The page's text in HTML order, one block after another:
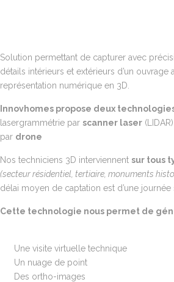
Solution permettant de capturer avec
détails intérieurs et extérieurs d’un ouvrage
représentation numérique en 3D.
Innovhomes propose deux
lasergrammétrie par scanner laser
par drone
Nos techniciens 3D interviennent sur tous
(secteur résidentiel, tertiaire, monuments
délai moyen de captation est d’une journée
Cette technologie nous permet de
Une visite virtuelle technique
Un nuage de point
Des ortho-images